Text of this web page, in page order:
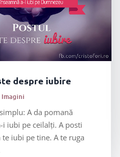
despre iubire
Imagini
A da pomană
i iubi pe ceilalți. A posti
iubi pe tine. A te ruga